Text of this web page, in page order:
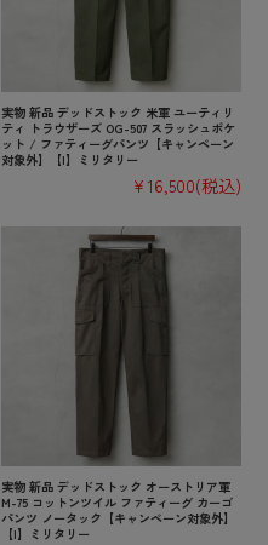
実物 新品 デッドストック 米軍 ユーティリ
ティ トラウザーズ OG-507 スラッシュポケ
ット / ファティーグパンツ【キャンペーン
対象外】【I】ミリタリー
¥16,500(税込)
実物 新品 デッドストック オーストリア軍
M-75 コットンツイル ファティーグ カーゴ
パンツ ノータック【キャンペーン対象外】
【I】ミリタリー